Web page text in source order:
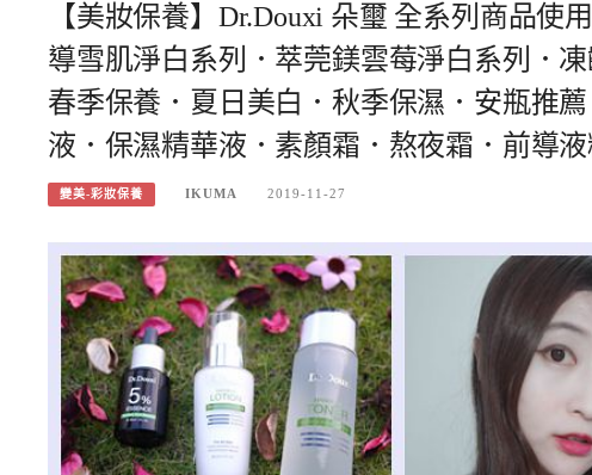
【美妝保養】Dr.Douxi 朵璽 全系列商品
導雪肌淨白系列．萃莞鎂雲莓淨白系列．
春季保養．夏日美白．秋季保濕．安瓶推
液．保濕精華液．素顏霜．熬夜霜．前導
變美-彩妝保養 IKUMA 2019-11-27